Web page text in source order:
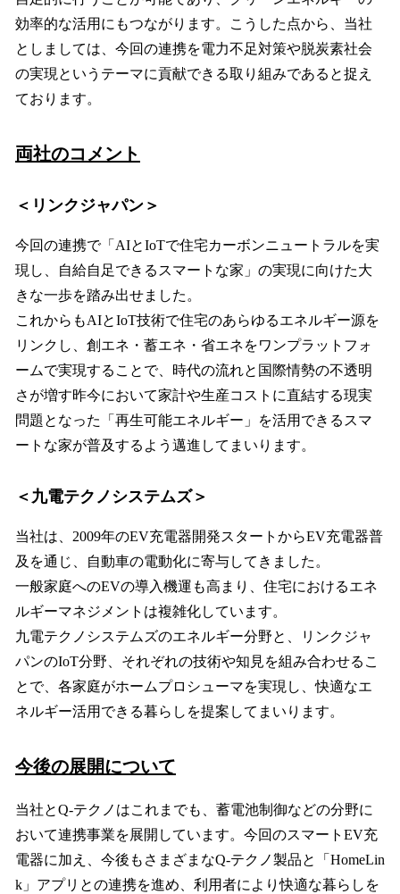
効率的な活用にもつながります。こうした点から、当社
としましては、今回の連携を電力不足対策や脱炭素社会
の実現というテーマに貢献できる取り組みであると捉え
ております。
両社のコメント
＜リンクジャパン＞
今回の連携で「AIとIoTで住宅カーボンニュートラルを実
現し、自給自足できるスマートな家」の実現に向けた大
きな一歩を踏み出せました。
これからもAIとIoT技術で住宅のあらゆるエネルギー源を
リンクし、創エネ・蓄エネ・省エネをワンプラットフォ
ームで実現することで、時代の流れと国際情勢の不透明
さが増す昨今において家計や生産コストに直結する現実
問題となった「再生可能エネルギー」を活用できるスマ
ートな家が普及するよう邁進してまいります。
＜九電テクノシステムズ＞
当社は、2009年のEV充電器開発スタートからEV充電器普
及を通じ、自動車の電動化に寄与してきました。
一般家庭へのEVの導入機運も高まり、住宅におけるエネ
ルギーマネジメントは複雑化しています。
九電テクノシステムズのエネルギー分野と、リンクジャ
パンのIoT分野、それぞれの技術や知見を組み合わせるこ
とで、各家庭がホームプロシューマを実現し、快適なエ
ネルギー活用できる暮らしを提案してまいります。
今後の展開について
当社とQ-テクノはこれまでも、蓄電池制御などの分野に
おいて連携事業を展開しています。今回のスマートEV充
電器に加え、今後もさまざまなQ-テクノ製品と「HomeLin
k」アプリとの連携を進め、利用者により快適な暮らしを